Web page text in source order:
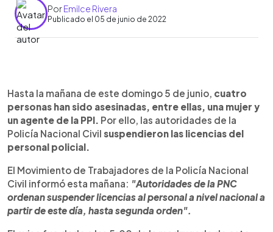
PorEmilce Rivera
Publicado el 05 de junio de 2022
► Escuchar artículo
Hasta la mañana de este domingo 5 de junio, cuatro
personas han sido asesinadas, entre ellas, una mujer y
un agente de la PPI. Por ello, las autoridades de la
Policía Nacional Civil suspendieron las licencias del
personal policial.
El Movimiento de Trabajadores de la Policía Nacional
Civil informó esta mañana: "Autoridades de la PNC
ordenan suspender licencias al personal a nivel nacional a
partir de este día, hasta segunda orden".